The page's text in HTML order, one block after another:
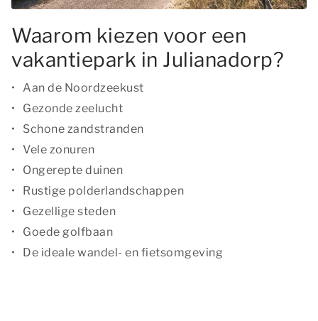
Waarom kiezen voor een
vakantiepark in Julianadorp?
Aan de Noordzeekust
Gezonde zeelucht
Schone zandstranden
Vele zonuren
Ongerepte duinen
Rustige polderlandschappen
Gezellige steden
Goede golfbaan
De ideale wandel- en fietsomgeving